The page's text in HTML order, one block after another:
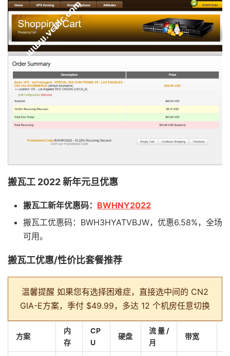
搬瓦工 2022 新年元旦优惠
搬瓦工新年优惠码： BWHNY2022
搬瓦工优惠码：BWH3HYATVBJW，优惠6.58%，全场
可用。
搬瓦工优惠/性价比套餐推荐
温馨提醒 如果您有选择困难症，直接选中间的 CN2
GIA-E方案，季付 $49.99，多达 12 个机房任意切换
方案
内
存
CP
U
硬盘
流量/
月
带宽